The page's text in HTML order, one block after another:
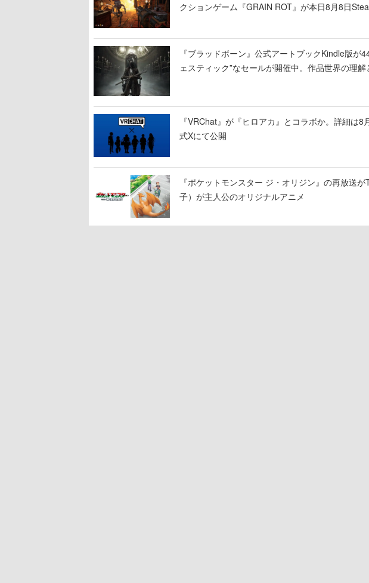
クションゲーム『GRAIN ROT』が本日8月8日
『ブラッドボーン』公式アートブックKindle版が
ェスティック”なセールが開催中。作品世界の理
『VRChat』が『ヒロアカ』とコラボか。詳細は
式Xにて公開
『ポケットモンスター ジ・オリジン』の再放送
子）が主人公のオリジナルアニメ